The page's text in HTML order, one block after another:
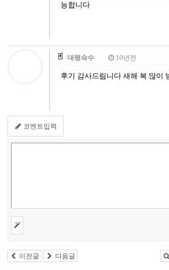
능합니다
대령숙수 10년전
후기 감사드립니다 새해 복 많이
코멘트입력
이전글 다음글